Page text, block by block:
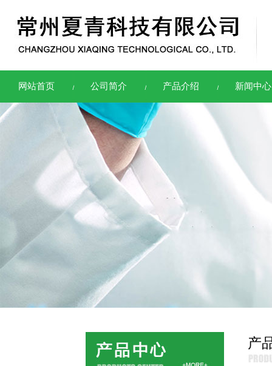
网站首页 公司简介 产品介绍 新闻中心
产